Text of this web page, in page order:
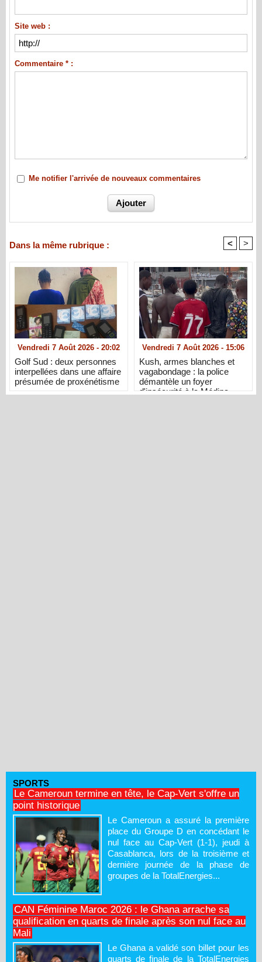
Site web :
Commentaire * :
Me notifier l'arrivée de nouveaux commentaires
Dans la même rubrique : < >
Vendredi 7 Août 2026 - 20:02
Golf Sud : deux personnes
interpellées dans une affaire
présumée de proxénétisme
Vendredi 7 Août 2026 - 15:06
Kush, armes blanches et
vagabondage : la police
démantèle un foyer
d'insécurité à la Médina
SPORTS
Le Cameroun termine en tête, le Cap-Vert s'offre un
point historique
Le Cameroun a assuré la première
place du Groupe D en concédant le
nul face au Cap-Vert (1-1), jeudi à
Casablanca, lors de la troisième et
dernière journée de la phase de
groupes de la TotalEnergies...
CAN Féminine Maroc 2026 : le Ghana arrache sa
qualification en quarts de finale après son nul face au
Mali
Le Ghana a validé son billet pour les
quarts de finale de la TotalEnergies